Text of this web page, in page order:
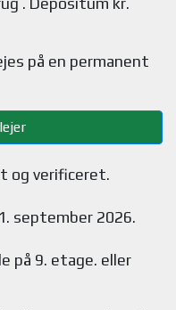
på en permanent
og verificeret.
september 2026.
på 9. etage. eller